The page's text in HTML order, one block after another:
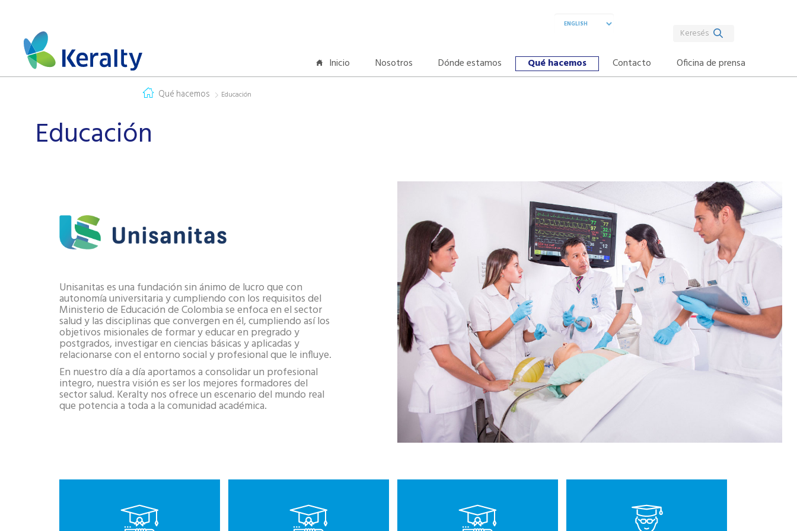
Inicio Nosotros Dónde estamos Qué hacemos Contacto Oficina de prensa
Qué hacemos Educación
Educación
Unisanitas es una fundación sin ánimo de lucro que con
autonomía universitaria y cumpliendo con los requisitos del
Ministerio de Educación de Colombia se enfoca en el sector
salud y las disciplinas que convergen en él, cumpliendo así los
objetivos misionales de formar y educar en pregrado y
postgrados, investigar en ciencias básicas y aplicadas y
relacionarse con el entorno social y profesional que le influye.
En nuestro día a día aportamos a consolidar un profesional
integro, nuestra visión es ser los mejores formadores del
sector salud. Keralty nos ofrece un escenario del mundo real
que potencia a toda a la comunidad académica.